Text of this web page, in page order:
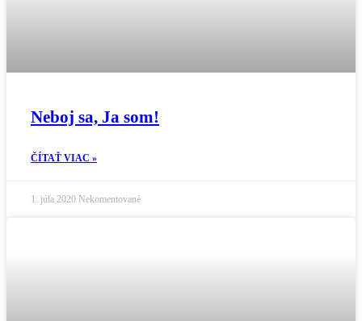
Neboj sa, Ja som!
ČÍTAŤ VIAC »
1. júla 2020 Nekomentované